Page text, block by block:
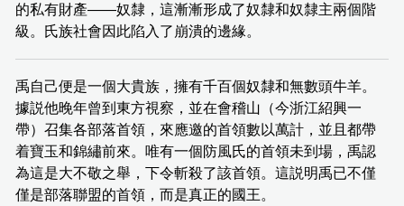
的私有財產——奴隸，這漸漸形成了奴隸和奴隸主兩個階
級。氏族社會因此陷入了崩潰的邊緣。
禹自己便是一個大貴族，擁有千百個奴隸和無數頭牛羊。
據説他晚年曾到東方視察，並在會稽山（今浙江紹興一
帶）召集各部落首領，來應邀的首領數以萬計，並且都帶
着寶玉和錦繡前來。唯有一個防風氏的首領未到場，禹認
為這是大不敬之舉，下令斬殺了該首領。這説明禹已不僅
僅是部落聯盟的首領，而是真正的國王。